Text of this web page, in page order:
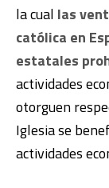
la cual las
católica en
estatales
actividades
otorguen
Iglesia se
actividades